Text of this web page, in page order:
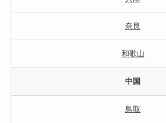
奈良
和歌山
中国
鳥取